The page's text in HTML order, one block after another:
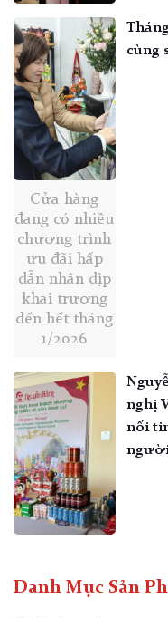
Cửa hàng
đang có nhiều
chương trình
ưu đãi hấp
dẫn nhân dịp
khai trương
đến hết tháng
1/2026
cùng
nghị
nối
Danh Mục Sản